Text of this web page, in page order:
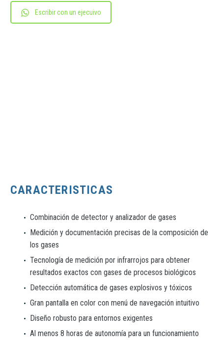
Escribir con un ejecuivo
CARACTERISTICAS
Combinación de detector y analizador de gases
Medición y documentación precisas de la composición de
los gases
Tecnología de medición por infrarrojos para obtener
resultados exactos con gases de procesos biológicos
Detección automática de gases explosivos y tóxicos
Gran pantalla en color con menú de navegación intuitivo
Diseño robusto para entornos exigentes
Al menos 8 horas de autonomía para un funcionamiento